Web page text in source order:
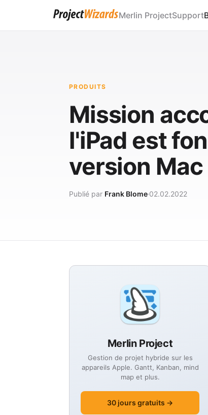
Merlin ProjectSupport
PRODUITS
Mission
l'iPad est
version Mac
Publié par Frank Blome 02.02.2022
Merlin Project
Gestion de projet hybride sur les
appareils Apple. Gantt, Kanban, mind
map et plus.
30 jours gratuits →